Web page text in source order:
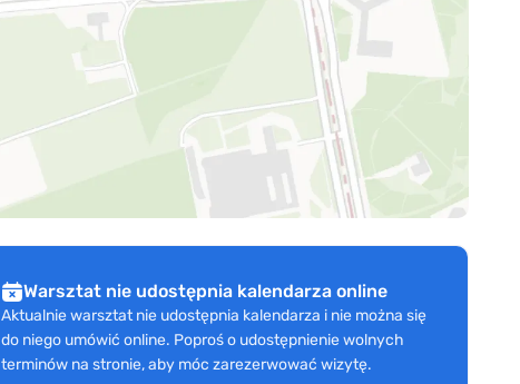
Warsztat nie udostępnia kalendarza online
Aktualnie warsztat nie udostępnia kalendarza i nie można się
do niego umówić online. Poproś o udostępnienie wolnych
terminów na stronie, aby móc zarezerwować wizytę.